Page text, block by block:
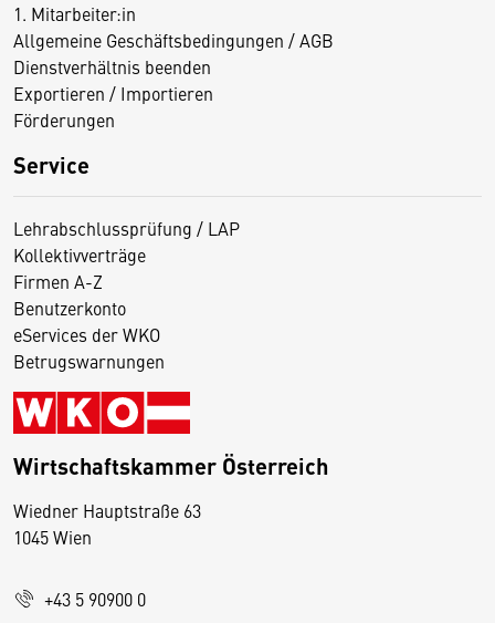
1. Mitarbeiter:in
Allgemeine Geschäftsbedingungen / AGB
Dienstverhältnis beenden
Exportieren / Importieren
Förderungen
Service
Lehrabschlussprüfung / LAP
Kollektivverträge
Firmen A-Z
Benutzerkonto
eServices der WKO
Betrugswarnungen
Wirtschaftskammer Österreich
Wiedner Hauptstraße 63
1045 Wien
+43 5 90900 0
D
s